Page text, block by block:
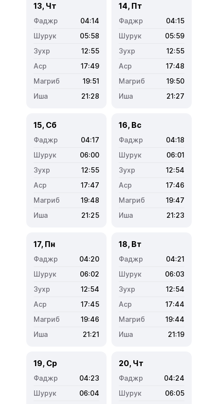
13, Чт
04:14
05:58
12:55
17:49
19:51
21:28
14, Пт
04:15
05:59
12:55
17:48
19:50
21:27
15, Сб
04:17
06:00
12:55
17:47
19:48
21:25
16, Вс
04:18
06:01
12:54
17:46
19:47
21:23
17, Пн
04:20
06:02
12:54
17:45
19:46
21:21
18, Вт
04:21
06:03
12:54
17:44
19:44
21:19
19, Ср
04:23
06:04
20, Чт
04:24
06:05